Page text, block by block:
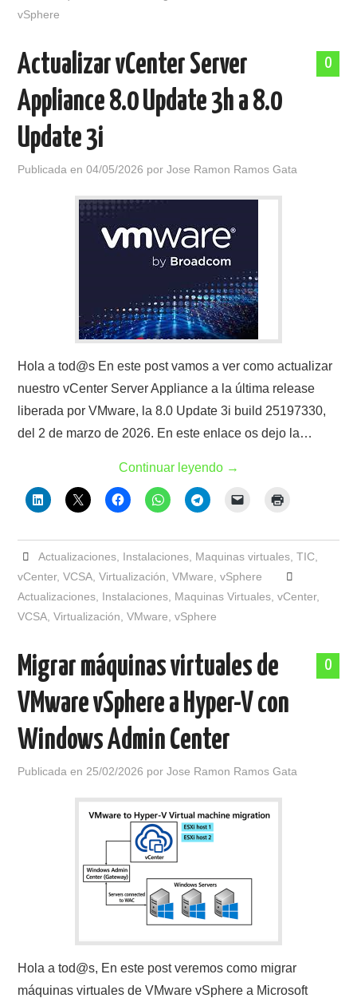
vSphere
0
Actualizar vCenter Server
Appliance 8.0 Update 3h a 8.0
Update 3i
Publicada en04/05/2026 porJose Ramon Ramos Gata
Hola a tod@s En este post vamos a ver como actualizar
nuestro vCenter Server Appliance a la última release
liberada por VMware, la 8.0 Update 3i build 25197330,
del 2 de marzo de 2026. En este enlace os dejo la…
Continuar leyendo →
Actualizaciones, Instalaciones, Maquinas virtuales, TIC,
vCenter,VCSA ,Virtualización ,VMware ,vSphere
Actualizaciones Instalaciones Maquinas Virtuales ,vCenter,
VCSA ,Virtualización ,VMware ,vSphere
0
Migrar máquinas virtuales de
VMware vSphere a Hyper-V con
Windows Admin Center
Publicada en 25/02/2026 porJose Ramon Ramos Gata
Hola a tod@s, En este post veremos como migrar
máquinas virtuales de VMware vSphere a Microsoft